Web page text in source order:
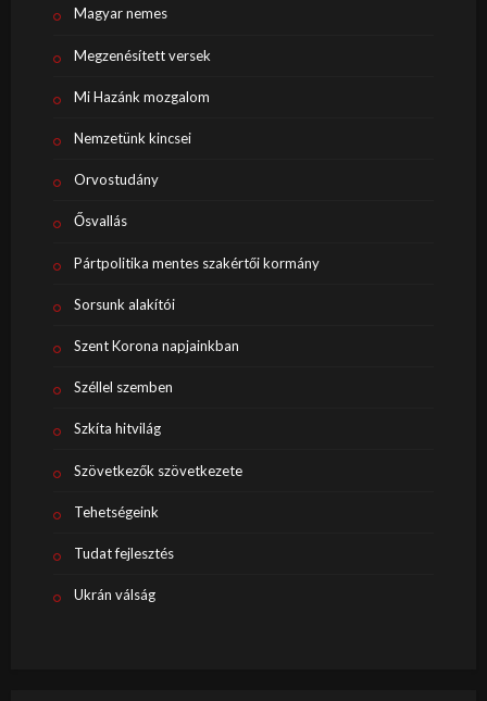
Magyar nemes
Megzenésített versek
Mi Hazánk mozgalom
Nemzetünk kincsei
Orvostudány
Ősvallás
Pártpolitika mentes szakértői kormány
Sorsunk alakítói
Szent Korona napjainkban
Széllel szemben
Szkíta hitvilág
Szövetkezők szövetkezete
Tehetségeink
Tudat fejlesztés
Ukrán válság